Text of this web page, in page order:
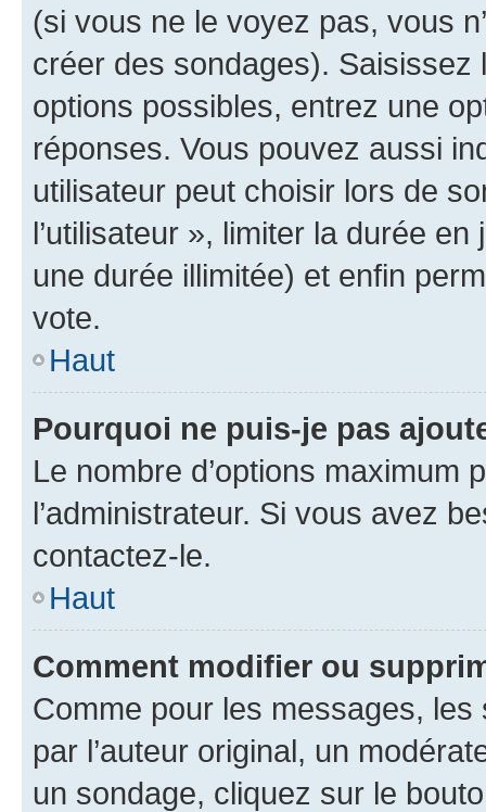
(si vous ne le voyez pas, vous
créer des sondages).
options possibles, entrez une
réponses. Vous pouvez aussi
utilisateur peut choisir lors de
l’utilisateur », limiter la durée
une durée illimitée) et enfin
vote.
Haut
Pourquoi ne puis-je pas
Le nombre d’options maximum
l’administrateur. Si vous avez
contactez-le.
Haut
Comment modifier ou
Comme pour les messages,
par l’auteur original, un
un sondage, cliquez sur le